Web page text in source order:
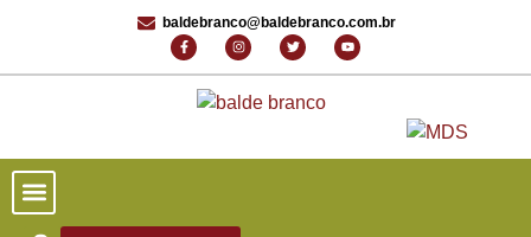
baldebranco@baldebranco.com.br